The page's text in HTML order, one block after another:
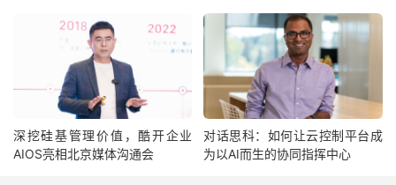
深挖硅基管理价值，酷开企业
AIOS亮相北京媒体沟通会
对话思科：如何让云控制平台成
为以AI而生的协同指挥中心